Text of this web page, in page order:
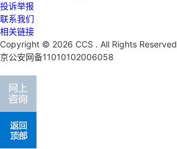
投诉举报
联系我们
相关链接
Copyright © 2026 CCS . All Rights Reserved
京公安网备11010102006058